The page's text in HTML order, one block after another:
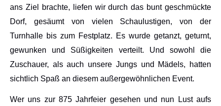
ans Ziel brachte, liefen wir durch das bunt geschmückte
Dorf, gesäumt von vielen Schaulustigen, von der
Turnhalle bis zum Festplatz. Es wurde getanzt, geturnt,
gewunken und Süßigkeiten verteilt. Und sowohl die
Zuschauer, als auch unsere Jungs und Mädels, hatten
sichtlich Spaß an diesem außergewöhnlichen Event.
Wer uns zur 875 Jahrfeier gesehen und nun Lust aufs